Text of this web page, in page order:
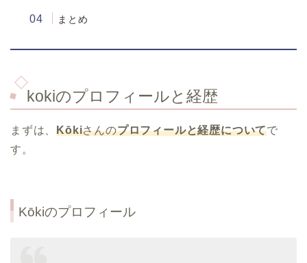
まとめ
kokiのプロフィールと経歴
まずは、Kōkiさんのプロフィールと経歴についてで
す。
Kōkiのプロフィール